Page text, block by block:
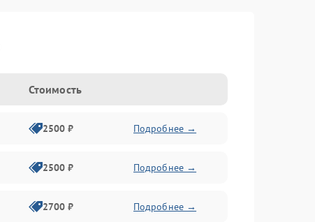
Стоимость
2500 ₽ Подробнее →
2500 ₽ Подробнее →
2700 ₽ Подробнее →